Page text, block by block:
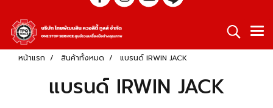
หน้าแรก สินค้าทั้งหมด แบรนด์ IRWIN JACK
แบรนด์ IRWIN JACK